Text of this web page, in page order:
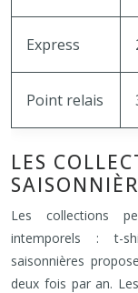
Express
Point relais
LES
Les collections
intemporels : t-
saisonnières
deux fois par an.